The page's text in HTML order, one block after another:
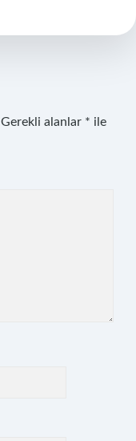
Gerekli alanlar * ile